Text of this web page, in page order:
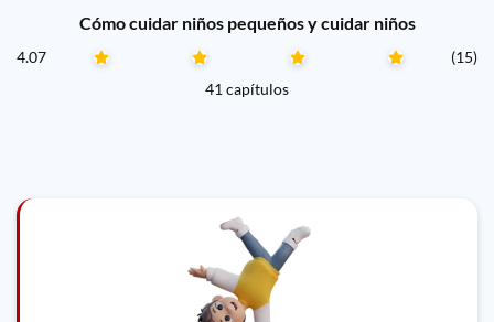
Cómo cuidar niños pequeños y cuidar niños
4.07
(15)
41 capítulos